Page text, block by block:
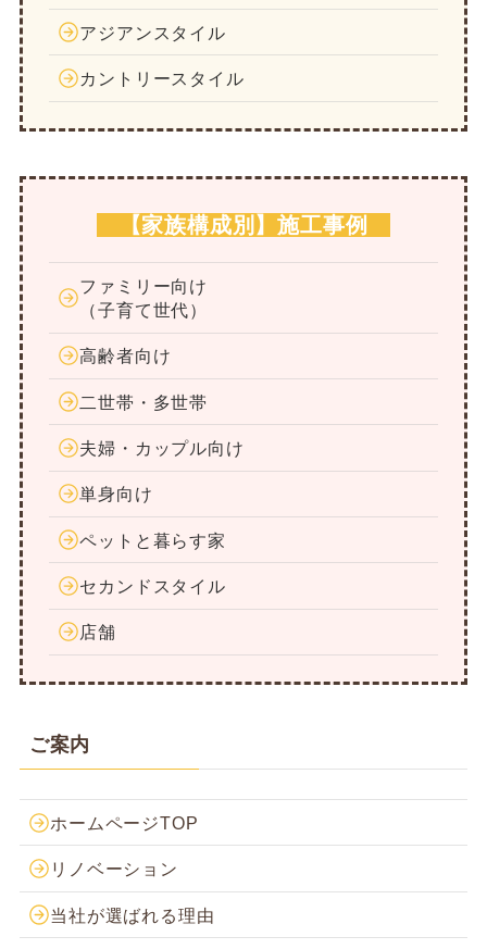
アジアンスタイル
カントリースタイル
【家族構成別】施工事例
ファミリー向け
（子育て世代）
高齢者向け
二世帯・多世帯
夫婦・カップル向け
単身向け
ペットと暮らす家
セカンドスタイル
店舗
ご案内
ホームページTOP
リノベーション
当社が選ばれる理由